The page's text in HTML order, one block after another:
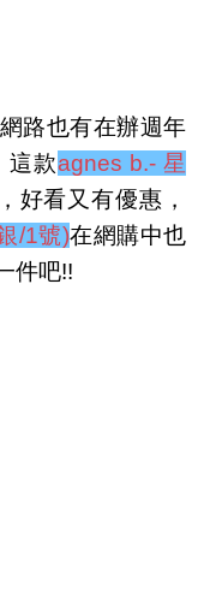
路也有在辦週年
這款agnes b.- 星
好看又有優惠，
/1號)在網購中也
件吧!!